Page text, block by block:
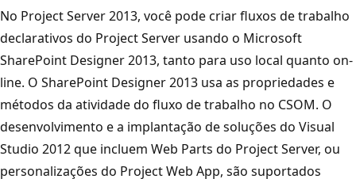
No Project Server 2013, você pode criar fluxos de trabalho
declarativos do Project Server usando o Microsoft
SharePoint Designer 2013, tanto para uso local quanto on-
line. O SharePoint Designer 2013 usa as propriedades e
métodos da atividade do fluxo de trabalho no CSOM. O
desenvolvimento e a implantação de soluções do Visual
Studio 2012 que incluem Web Parts do Project Server, ou
personalizações do Project Web App, são suportados